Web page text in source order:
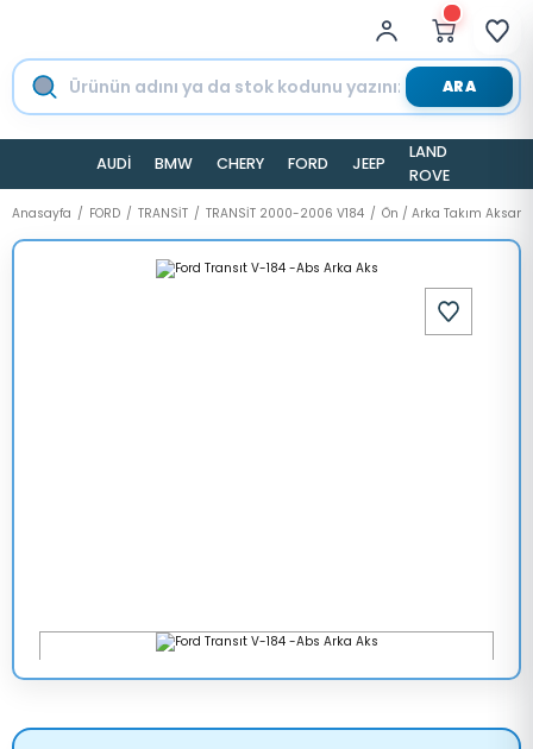
ARA
AUDİ BMW CHERY FORD JEEP
LAND
ROVER
Anasayfa FORD TRANSİT TRANSİT 2000-2006 V184 Ön / Arka Takım Aksamı